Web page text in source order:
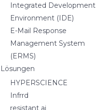
Integrated Development
Environment (IDE)
E-Mail Response
Management System
(ERMS)
Lösungen
HYPERSCIENCE
Infrrd
resistant ai